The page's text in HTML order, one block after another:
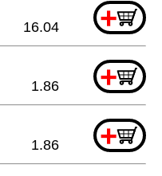
+
16.04
+
1.86
+
1.86